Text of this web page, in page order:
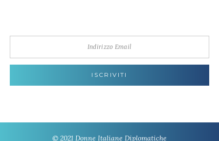
© 2021 Donne Italiane Diplomatiche